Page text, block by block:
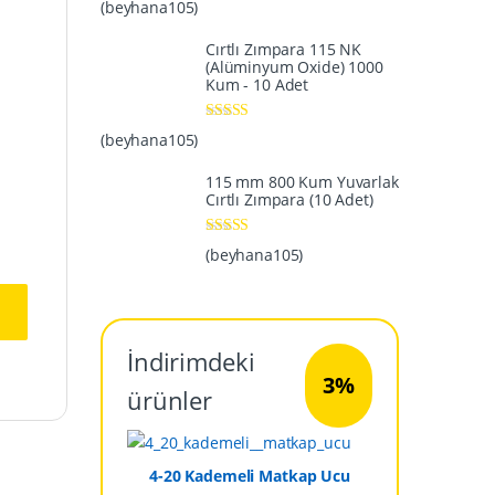
(beyhana105)
Cırtlı Zımpara 115 NK
(Alüminyum Oxide) 1000
Kum - 10 Adet
(beyhana105)
115 mm 800 Kum Yuvarlak
Cırtlı Zımpara (10 Adet)
5 üzerinden 5
oy aldı
(beyhana105)
İndirimdeki
ürünler
3%
4-20 Kademeli Matkap Ucu